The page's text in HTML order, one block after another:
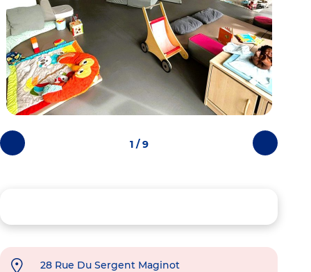
Photos
précédentes
Photos
suivantes
1 / 9
28 Rue Du Sergent Maginot